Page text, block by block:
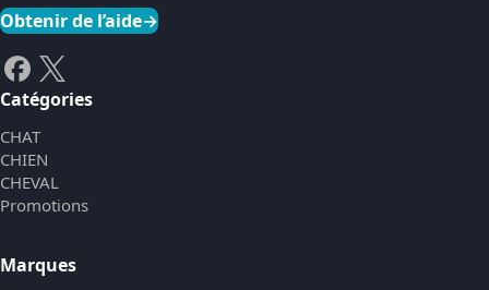
Obtenir de l’aide→
Catégories
CHAT
CHIEN
CHEVAL
Promotions
Marques